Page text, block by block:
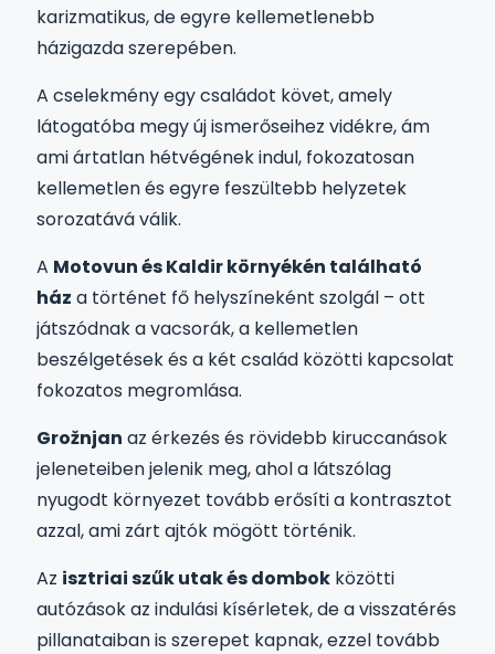
karizmatikus, de egyre kellemetlenebb
házigazda szerepében.
A cselekmény egy családot követ, amely
látogatóba megy új ismerőseihez vidékre, ám
ami ártatlan hétvégének indul, fokozatosan
kellemetlen és egyre feszültebb helyzetek
sorozatává válik.
A Motovun és Kaldir környékén található
ház a történet fő helyszíneként szolgál – ott
játszódnak a vacsorák, a kellemetlen
beszélgetések és a két család közötti kapcsolat
fokozatos megromlása.
Grožnjan az érkezés és rövidebb kiruccanások
jeleneteiben jelenik meg, ahol a látszólag
nyugodt környezet tovább erősíti a kontrasztot
azzal, ami zárt ajtók mögött történik.
Az isztriai szűk utak és dombok közötti
autózások az indulási kísérletek, de a visszatérés
pillanataiban is szerepet kapnak, ezzel tovább